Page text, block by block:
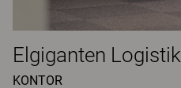
Elgiganten Logistik
KONTOR